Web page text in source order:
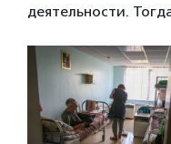
деятельности.